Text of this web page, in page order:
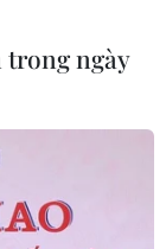
trong ngày